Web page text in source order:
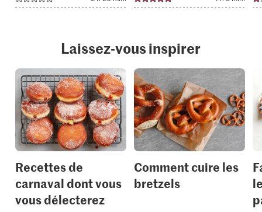
Laissez-vous inspirer
Recettes de
carnaval dont vous
vous délecterez
Comment cuire les
bretzels